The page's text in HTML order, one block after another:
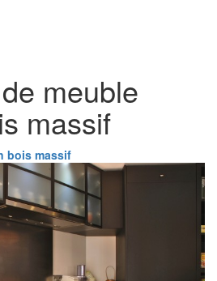
meuble
massif
bois massif